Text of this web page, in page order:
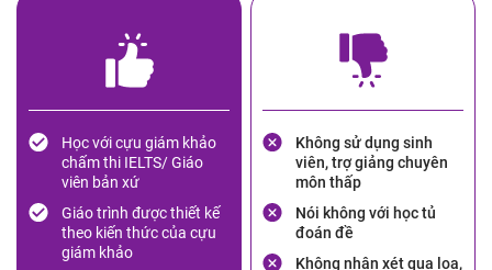
Học với cựu giám khảo
chấm thi IELTS/ Giáo
viên bản xứ
Giáo trình được thiết kế
theo kiến thức của cựu
giám khảo
Không sử dụng sinh
viên, trợ giảng chuyên
môn thấp
Nói không với học tủ
đoán đề
Không nhận xét qua loa,